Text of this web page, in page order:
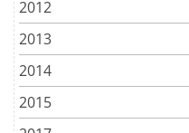
2012
2013
2014
2015